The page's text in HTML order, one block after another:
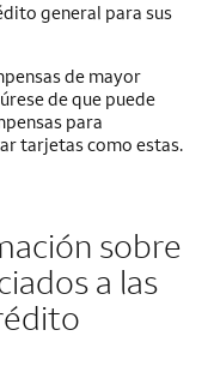
general para sus
de mayor
de que puede
para
tarjetas como estas.
sobre
a las